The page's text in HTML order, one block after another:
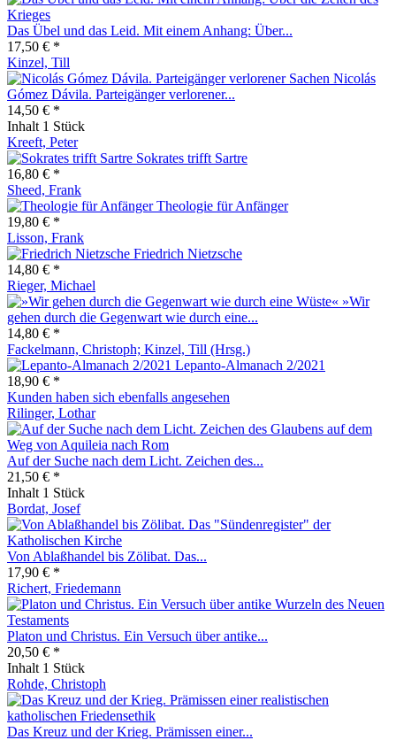
Das Übel und das Leid. Mit einem Anhang: Über...
17,50 € *
Kinzel, Till
Nicolás
Gómez Dávila. Parteigänger verlorener...
14,50 € *
Inhalt 1 Stück
Kreeft, Peter
Sokrates trifft Sartre
16,80 € *
Sheed, Frank
Theologie für Anfänger
19,80 € *
Lisson, Frank
Friedrich Nietzsche
14,80 € *
Rieger, Michael
»Wir
gehen durch die Gegenwart wie durch eine...
14,80 € *
Fackelmann, Christoph; Kinzel, Till (Hrsg.)
Lepanto-Almanach 2/2021
18,90 € *
Kunden haben sich ebenfalls angesehen
Rilinger, Lothar
Auf der Suche nach dem Licht. Zeichen des...
21,50 € *
Inhalt 1 Stück
Bordat, Josef
Von Ablaßhandel bis Zölibat. Das...
17,90 € *
Richert, Friedemann
Platon und Christus. Ein Versuch über antike...
20,50 € *
Inhalt 1 Stück
Rohde, Christoph
Das Kreuz und der Krieg. Prämissen einer...